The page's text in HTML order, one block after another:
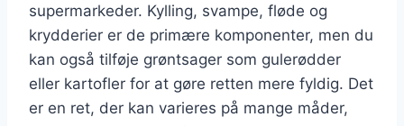
supermarkeder. Kylling, svampe, fløde og
krydderier er de primære komponenter, men du
kan også tilføje grøntsager som gulerødder
eller kartofler for at gøre retten mere fyldig. Det
er en ret, der kan varieres på mange måder,